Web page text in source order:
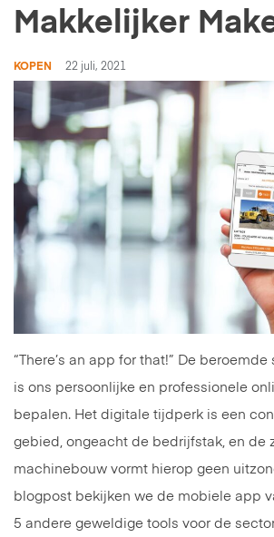
Makkelijker
KOPEN 22 juli, 2021
“There’s an app for that!” De
is ons persoonlijke en professionele
bepalen. Het digitale tijdperk is een
gebied, ongeacht de bedrijfstak, en de
machinebouw vormt hierop geen
blogpost bekijken we de mobiele app
5 andere geweldige tools voor de